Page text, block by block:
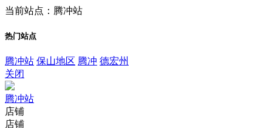
当前站点：腾冲站
热门站点
腾冲站 保山地区 腾冲 德宏州
关闭
腾冲站
店铺
店铺